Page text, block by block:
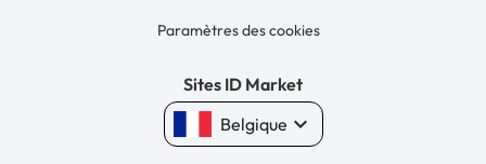
Paramètres des cookies
Sites ID Market
Belgique keyboard_arrow_down